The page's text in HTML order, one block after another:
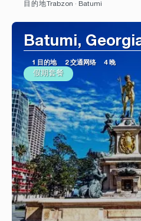
目的地Trabzon · Batumi
Batumi,
1 目的地 2 交通网络 4 晚
假期套餐